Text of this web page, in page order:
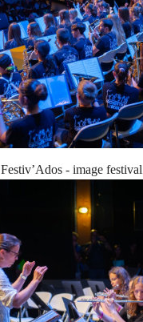
Festiv’Ados - image festival